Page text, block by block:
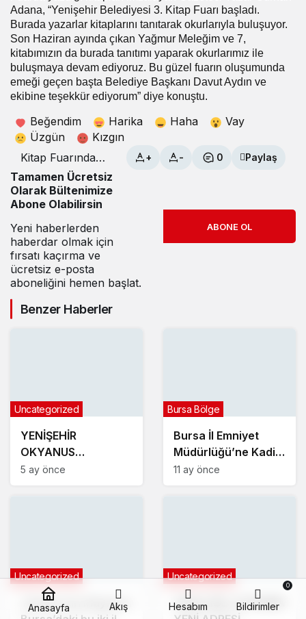
Adana, “Yenişehir Belediyesi 3. Kitap Fuarı başladı.
Burada yazarlar kitaplarını tanıtarak okurlarıyla buluşuyor.
Son Haziran ayında çıkan Yağmur Meleğim ve 7,
kitabımızın da burada tanıtımı yaparak okurlarımız ile
buluşmaya devam ediyoruz. Bu güzel fuarın oluşumunda
emeği geçen başta Belediye Başkanı Davut Aydın ve
ekibine teşekkür ediyorum” diye konuştu.
Beğendim Harika Haha
Vay
Üzgün
Kızgın
Kitap Fuarında
Yazar Adana’ya
yoğun ilgi
+ - 0 Paylaş
Tamamen Ücretsiz
Olarak Bültenimize
Abone Olabilirsin
Yeni haberlerden
haberdar olmak için
fırsatı kaçırma ve
ücretsiz e-posta
aboneliğini hemen başlat.
ABONE OL
Benzer Haberler
YENİŞEHİR
OKYANUS
KOLEJİNDEN
Uncategorized
5 ay önce
Bursa İl Emniyet
Müdürlüğü’ne Kadir
Gökçe atandı
Bursa Bölge
11 ay önce
Türkiye’nin ihtiyacını
Uncategorized
GENÇLİĞE YATIRIMIN
Uncategorized
Anasayfa Akış Hesabım Bildirimler
0